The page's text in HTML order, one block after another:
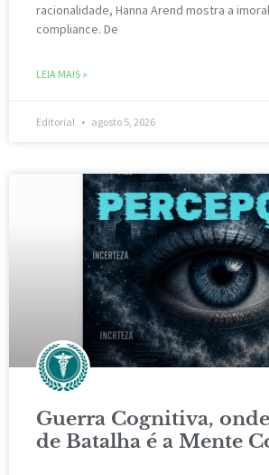
racionalidade, Hanna Arend mostra a
compliance. De
LEIA MAIS »
Editorial agosto 5, 2026
Guerra Cognitiva,
de Batalha é a Mente